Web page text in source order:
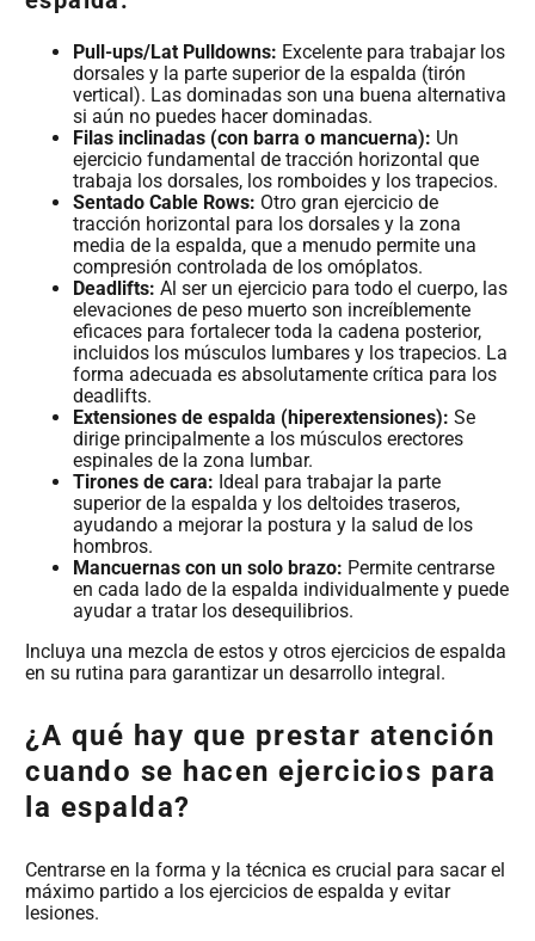
Pull-ups/Lat Pulldowns: Excelente para trabajar los
dorsales y la parte superior de la espalda (tirón
vertical). Las dominadas son una buena alternativa
si aún no puedes hacer dominadas.
Filas inclinadas (con barra o mancuerna): Un
ejercicio fundamental de tracción horizontal que
trabaja los dorsales, los romboides y los trapecios.
Sentado Cable Rows: Otro gran ejercicio de
tracción horizontal para los dorsales y la zona
media de la espalda, que a menudo permite una
compresión controlada de los omóplatos.
Deadlifts: Al ser un ejercicio para todo el cuerpo, las
elevaciones de peso muerto son increíblemente
eficaces para fortalecer toda la cadena posterior,
incluidos los músculos lumbares y los trapecios. La
forma adecuada es absolutamente crítica para los
deadlifts.
Extensiones de espalda (hiperextensiones): Se
dirige principalmente a los músculos erectores
espinales de la zona lumbar.
Tirones de cara: Ideal para trabajar la parte
superior de la espalda y los deltoides traseros,
ayudando a mejorar la postura y la salud de los
hombros.
Mancuernas con un solo brazo: Permite centrarse
en cada lado de la espalda individualmente y puede
ayudar a tratar los desequilibrios.
Incluya una mezcla de estos y otros ejercicios de espalda
en su rutina para garantizar un desarrollo integral.
¿A qué hay que prestar atención
cuando se hacen ejercicios para
la espalda?
Centrarse en la forma y la técnica es crucial para sacar el
máximo partido a los ejercicios de espalda y evitar
lesiones.